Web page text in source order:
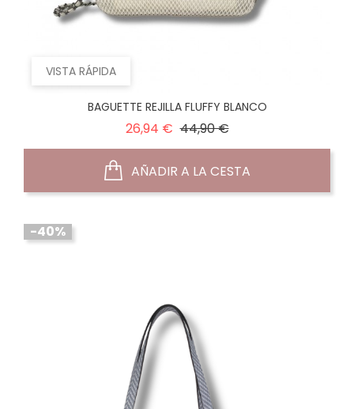
VISTA RÁPIDA
BAGUETTE REJILLA FLUFFY BLANCO
26,94 € Precio
44,90 €Precio
AÑADIR A LA CESTA
-40%